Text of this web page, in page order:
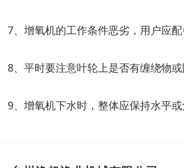
7、增氧机的工作条件恶劣，用户应
8、平时要注意叶轮上是否有缠绕物
9、增氧机下水时，整体应保持水平